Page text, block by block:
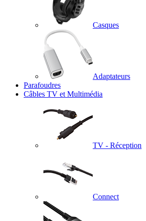
Casques
Adaptateurs
Parafoudres
Câbles TV et Multimédia
TV - Réception
Connect